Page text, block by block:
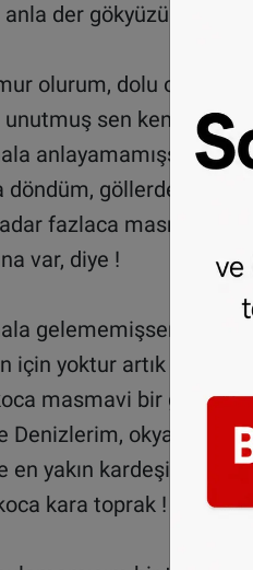
anla der gökyüzü!
olurum, dolu olurum,
unutmuş sen kendine dön
anlayamamışsan
döndüm, göllerde,
fazlaca
var, diye !
gelememişsen yine
için yoktur artık
masmavi bir gökyüzü
Denizlerim,
en yakın kardeşim
kara toprak !